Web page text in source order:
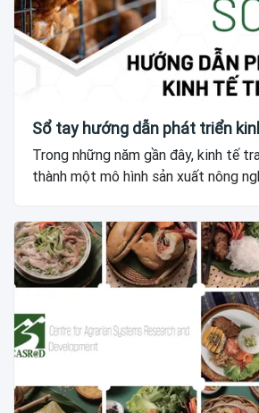
Sổ tay hướng dẫn phát triển
Trong những năm gần đây, kinh tế
thành một mô hình sản xuất nông